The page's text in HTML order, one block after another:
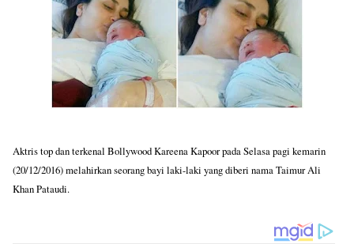
Aktris top dan terkenal Bollywood Kareena Kapoor pada Selasa pagi kemarin
(20/12/2016) melahirkan seorang bayi laki-laki yang diberi nama Taimur Ali
Khan Pataudi.